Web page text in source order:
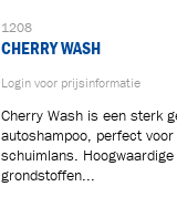
1208
CHERRY WASH
Login voor prijsinformatie
Cherry Wash is een sterk
autoshampoo, perfect
schuimlans.
grondstoffen...